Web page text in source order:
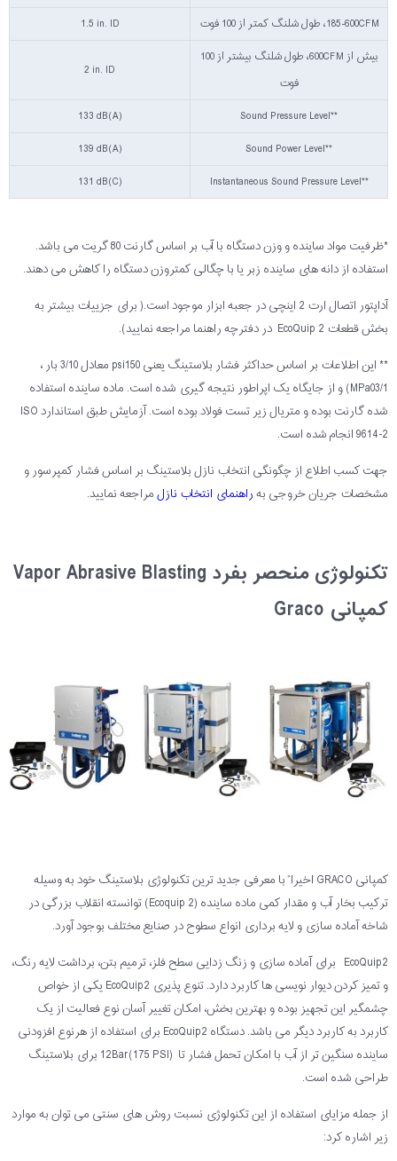
185-600CFM، طول شلنگ کمتر از 100 فوت
1.5 in. ID
بیش از 600CFM، طول شلنگ بیشتر از 100
فوت
2 in. ID
Sound Pressure Level**
133 dB(A)
**Sound Power Level
139 dB(A)
Instantaneous Sound Pressure Level**
131 dB(C)
*ظرفیت مواد ساینده و وزن دستگاه با آب بر اساس گارنت 80 گریت می باشد.
استفاده از دانه های ساینده زبر یا با چگالی کمتروزن دستگاه را کاهش می دهند.
آداپتور اتصال ارت 2 اینچی در جعبه ابزار موجود است.( برای جزییات بیشتر به
بخش قطعات EcoQuip 2 در دفترچه راهنما مراجعه نمایید).
** این اطلاعات بر اساس حداکثر فشار بلاستینگ یعنی psi150 معادل 3/10 بار ،
MPa03/1) و از جایگاه یک اپراطور نتیجه گیری شده است. ماده ساینده استفاده
شده گارنت بوده و متریال زیر تست فولاد بوده است. آزمایش طبق استاندارد ISO
9614-2 انجام شده است.
جهت کسب اطلاع از چگونگی انتخاب نازل بلاستینگ بر اساس فشار کمپرسور و
مشخصات جریان خروجی بهراهنمای انتخاب نازلمراجعه نمایید.
تکنولوژی منحصر بفرد Vapor Abrasive Blasting
کمپانی Graco
کمپانی GRACO اخیرا ً با معرفی جدید ترین تکنولوژی بلاستینگ خود به وسیله
ترکیب بخار آب و مقدار کمی ماده ساینده (Ecoquip 2) توانسته انقلاب بزرگی در
شاخه آماده سازی و لایه برداری انواع سطوح در صنایع مختلف بوجود آورد.
EcoQuip2 برای آماده سازی و زنگ زدایی سطح فلز، ترمیم بتن، برداشت لایه رنگ،
و تمیز کردن دیوار نویسی ها کاربرد دارد. تنوع پذیری EcoQuip2 یکی از خواص
چشمگیر این تجهیز بوده و بهترین بخش، امکان تغییر آسان نوع فعالیت از یک
کاربرد به کاربرد دیگر می باشد. دستگاه EcoQuip2 برای استفاده از هرنوع افزودنی
ساینده سنگین تر از آب با امکان تحمل فشار تا 12Bar(175 PSI) برای بلاستینگ
طراحی شده است.
از جمله مزایای استفاده از این تکنولوژی نسبت روش های سنتی می توان به موارد
زیر اشاره کرد: